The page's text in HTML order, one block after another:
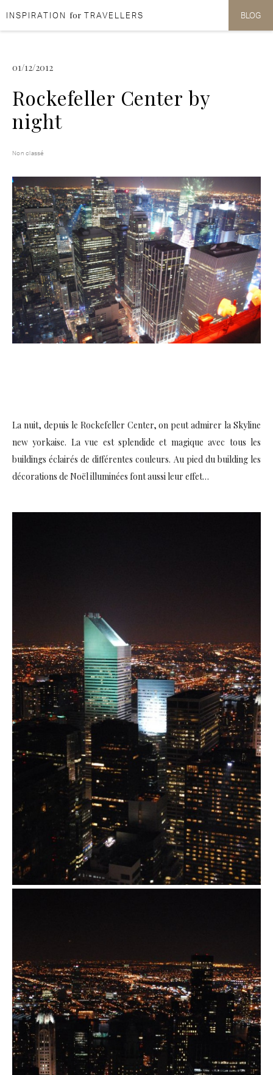
Aller au contenu
Aller au menu
INSPIRATION for TRAVELLERS BLOG
01/12/2012
Rockefeller Center by
night
Non classé
La nuit, depuis le Rockefeller Center, on peut admirer la Skyline
new yorkaise. La vue est splendide et magique avec tous les
buildings éclairés de différentes couleurs. Au pied du building les
décorations de Noël illuminées font aussi leur effet…